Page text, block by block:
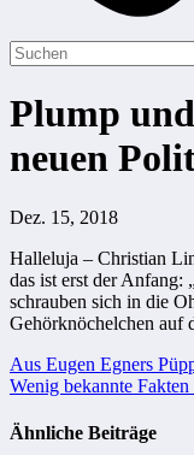
Plump
neuen
Dez. 15, 2018
Halleluja – Christian
das ist erst der Anfang:
schrauben sich in die
Gehörknöchelchen auf
Aus Eugen Egners
Wenig bekannte
Ähnliche Beiträge